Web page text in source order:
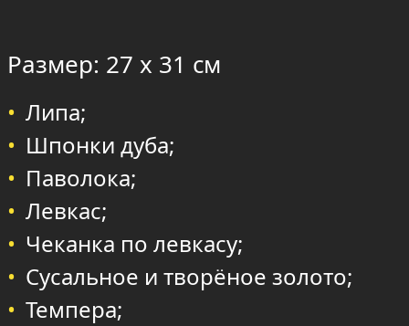
Размер: 27 х 31 см
Липа;
Шпонки дуба;
Паволока;
Левкас;
Чеканка по левкасу;
Сусальное и творёное золото;
Темпера;